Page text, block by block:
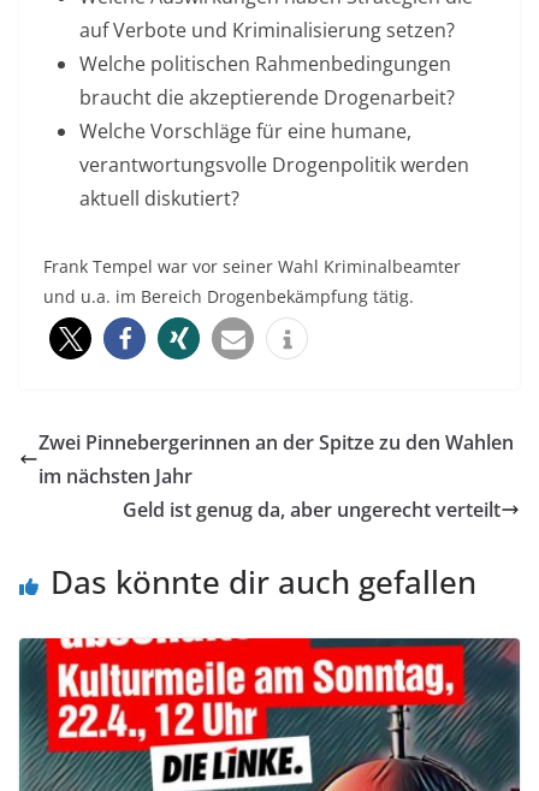
auf Verbote und Kriminalisierung setzen?
Welche politischen Rahmenbedingungen
braucht die akzeptierende Drogenarbeit?
Welche Vorschläge für eine humane,
verantwortungsvolle Drogenpolitik werden
aktuell diskutiert?
Frank Tempel war vor seiner Wahl Kriminalbeamter
und u.a. im Bereich Drogenbekämpfung tätig.
Zwei Pinnebergerinnen an der Spitze zu den Wahlen
im nächsten Jahr
Geld ist genug da, aber ungerecht verteilt
Das könnte dir auch gefallen